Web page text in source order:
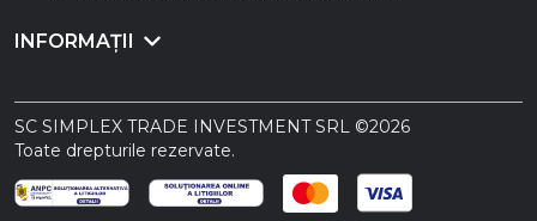
INFORMAȚII
SC SIMPLEX TRADE INVESTMENT SRL ©2026
Toate drepturile rezervate.